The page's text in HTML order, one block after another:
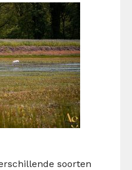
soorten